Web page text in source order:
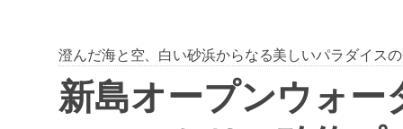
澄んだ海と空、白い砂浜からなる美しいパラダイス
新島オープンウォ